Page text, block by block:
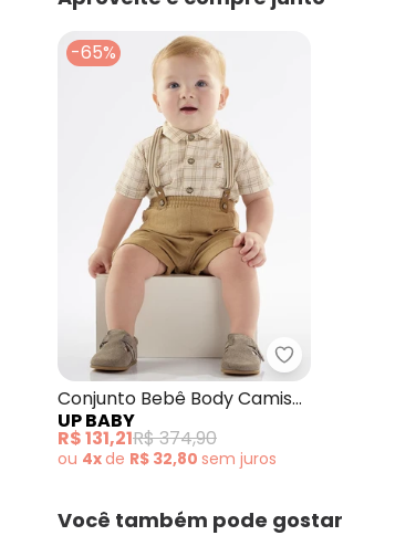
fevereiro/2026
-65%
Up Baby -
Conjunto Bebê Body Camisa
e Bermuda Bege
UP BABY
R$ 131,21R$ 374,90
ou 4xde R$ 32,80 sem juros
Você também pode gostar